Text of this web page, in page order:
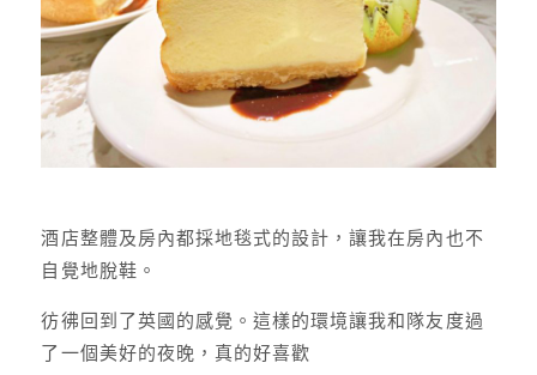
酒店整體及房內都採地毯式的設計，讓我在房內也不
自覺地脫鞋。
彷彿回到了英國的感覺。這樣的環境讓我和隊友度過
了一個美好的夜晚，真的好喜歡